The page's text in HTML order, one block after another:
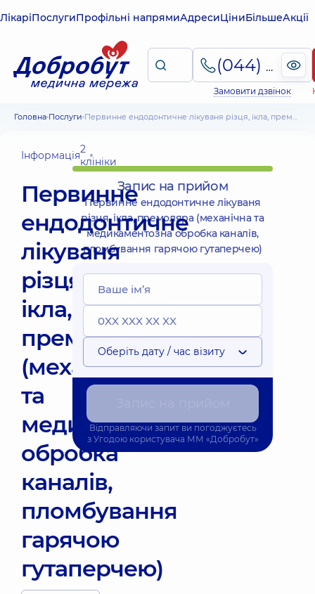
ЛікаріПослугиПрофільні напрямиАдресиЦіниБільшеАкції
(044) 495-2-888
Замовити дзвінок
Головна Послуги Первинне ендодонтичне лікуваня різця, ікла, премоляра (механічна та медикаментозна обробка каналів, пломбування гарячою гутаперчею)
Інформація2
клініки
Первинне
ендодонтичне
лікуваня
різця,
ікла,
премоляра
(механічна
та
медикаментозна
обробка
каналів,
пломбування
гарячою
гутаперчею)
Запис на прийом
Первинне ендодонтичне лікуваня
різця, ікла, премоляра (механічна та
медикаментозна обробка каналів,
пломбування гарячою гутаперчею)
Оберіть дату / час візиту
Відправляючи запит ви погоджуєтесь
з Угодою користувача ММ «Добробут»